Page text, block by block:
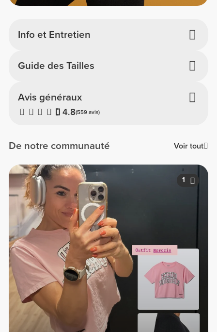
Info et Entretien
Avis généraux
4.8(559 avis)
Guide des Tailles
De notre communauté Voir tout
1